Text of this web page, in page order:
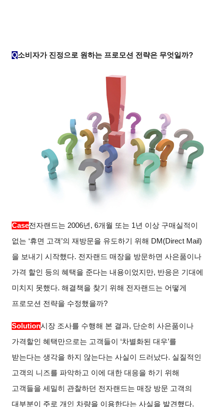
Q소비자가 진정으로 원하는 프로모션 전략은 무엇일까?
Case전자랜드는 2006년, 6개월 또는 1년 이상 구매실적이
없는 ‘휴면 고객’의 재방문을 유도하기 위해 DM(Direct Mail)
을 보내기 시작했다. 전자랜드 매장을 방문하면 사은품이나
가격 할인 등의 혜택을 준다는 내용이었지만, 반응은 기대에
미치지 못했다. 해결책을 찾기 위해 전자랜드는 어떻게
프로모션 전략을 수정했을까?
Solution시장 조사를 수행해 본 결과, 단순히 사은품이나
가격할인 혜택만으로는 고객들이 ‘차별화된 대우’를
받는다는 생각을 하지 않는다는 사실이 드러났다. 실질적인
고객의 니즈를 파악하고 이에 대한 대응을 하기 위해
고객들을 세밀히 관찰하던 전자랜드는 매장 방문 고객의
대부분이 주로 개인 차량을 이용한다는 사실을 발견했다.